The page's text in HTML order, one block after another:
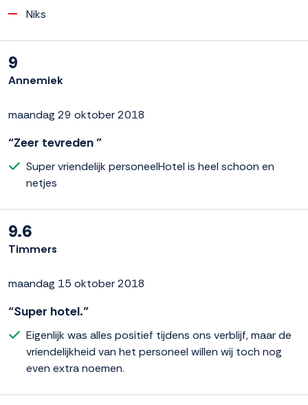
Niks
9
Annemiek
maandag 29 oktober 2018
“Zeer tevreden ”
Super vriendelijk personeelHotel is heel schoon en
netjes
9.6
Timmers
maandag 15 oktober 2018
“Super hotel.”
Eigenlijk was alles positief tijdens ons verblijf, maar de
vriendelijkheid van het personeel willen wij toch nog
even extra noemen.